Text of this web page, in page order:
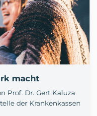
macht
Prof. Dr. Gert Kaluza
der Krankenkassen